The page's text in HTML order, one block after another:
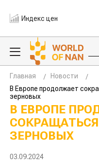
Индекс цен
Главная
Новости
В Европе продолжает
зерновых
В ЕВРОПЕ
ЗЕРНОВЫХ
03.09.2024